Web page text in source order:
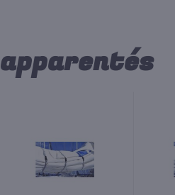
apparentés